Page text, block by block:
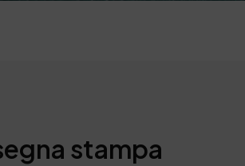
stampa